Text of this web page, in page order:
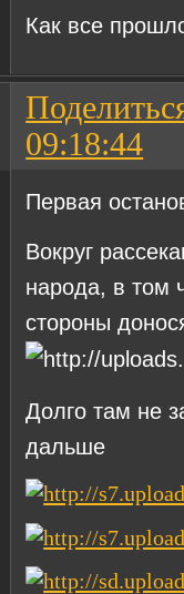
Как все
09:18:44
Первая
Вокруг
народа, в том
стороны
Долго там не
дальше